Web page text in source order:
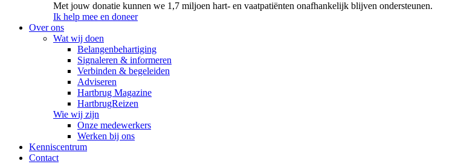
Met jouw donatie kunnen we 1,7 miljoen hart- en vaatpatiënten onafhankelijk blijven ondersteunen.
Ik help mee en doneer
Over ons
Wat wij doen
Belangenbehartiging
Signaleren & informeren
Verbinden & begeleiden
Adviseren
Hartbrug Magazine
HartbrugReizen
Wie wij zijn
Onze medewerkers
Werken bij ons
Kenniscentrum
Contact